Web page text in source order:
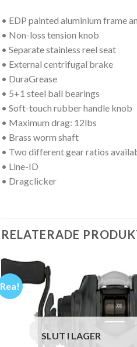
• EDP painted aluminium frame
• Non-loss tension knob
• Separate stainless reel seat
• External centrifugal brake
• DuraGrease
• 5+1 steel ball bearings
• Soft-touch rubber handle knob
• Maximum drag: 12lbs
• Brass worm shaft
• Two different gear ratios
• Line-ID
• Dragclicker
RELATERADE
Rea!
SLUT I LAGER